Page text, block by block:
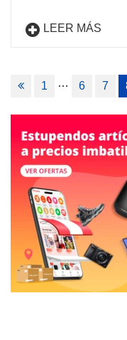
LEER MÁS
Navegación
entradas
1 … 6 7